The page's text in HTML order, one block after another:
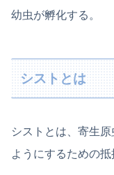
幼虫が孵化する。
シストとは
シストとは、寄生
ようにするための抵